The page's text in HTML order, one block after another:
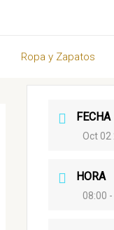
Ropa y Zapatos
FECHA
Oct 02
HORA
08:00